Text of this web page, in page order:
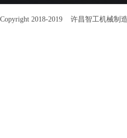
Copyright 2018-2019 许昌智工机械